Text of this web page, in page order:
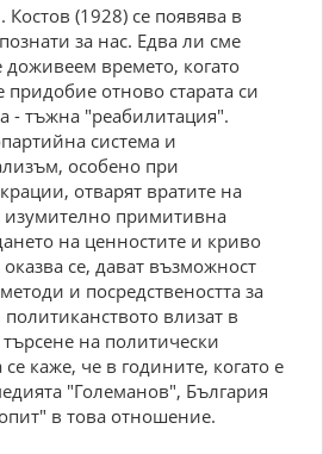
(1928) се появява в
за нас. Едва ли сме
времето, когато
отново старата си
- тъжна "реабилитация".
система и
особено при
отварят вратите на
изумително примитивна
на ценностите и криво
се, дават възможност
и посредствеността за
влизат в
на политически
каже, че в годините, когато е
"Големанов", България
в това отношение.